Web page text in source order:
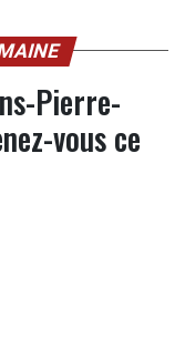
Pierre-
vous ce